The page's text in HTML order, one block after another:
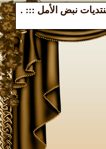
نبض الأمل ::: .